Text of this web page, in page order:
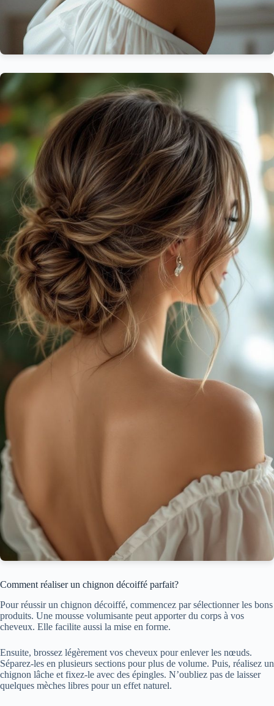
Comment réaliser un chignon décoiffé parfait?
Pour réussir un chignon décoiffé, commencez par sélectionner les bons
produits. Une mousse volumisante peut apporter du corps à vos
cheveux. Elle facilite aussi la mise en forme.
Ensuite, brossez légèrement vos cheveux pour enlever les nœuds.
Séparez-les en plusieurs sections pour plus de volume. Puis, réalisez un
chignon lâche et fixez-le avec des épingles. N’oubliez pas de laisser
quelques mèches libres pour un effet naturel.